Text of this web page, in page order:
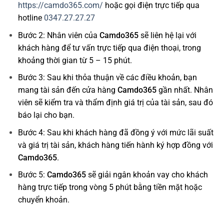
https://camdo365.com/ hoặc gọi điện trực tiếp qua
hotline 0347.27.27.27
Bước 2: Nhân viên của Camdo365sẽ liên hệ lại với
khách hàng để tư vấn trực tiếp qua điện thoại, trong
khoảng thời gian từ 5 – 15 phút.
Bước 3: Sau khi thỏa thuận về các điều khoản, bạn
mang tài sản đến cửa hàng Camdo365gần nhất. Nhân
viên sẽ kiểm tra và thẩm định giá trị của tài sản, sau đó
báo lại cho bạn.
Bước 4: Sau khi khách hàng đã đồng ý với mức lãi suất
và giá trị tài sản, khách hàng tiến hành ký hợp đồng với
Camdo365.
Bước 5: Camdo365sẽ giải ngân khoản vay cho khách
hàng trực tiếp trong vòng 5 phút bằng tiền mặt hoặc
chuyển khoản.